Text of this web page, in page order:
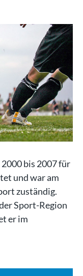
bis 2007 für
und war am
zuständig.
Sport-Region
er im